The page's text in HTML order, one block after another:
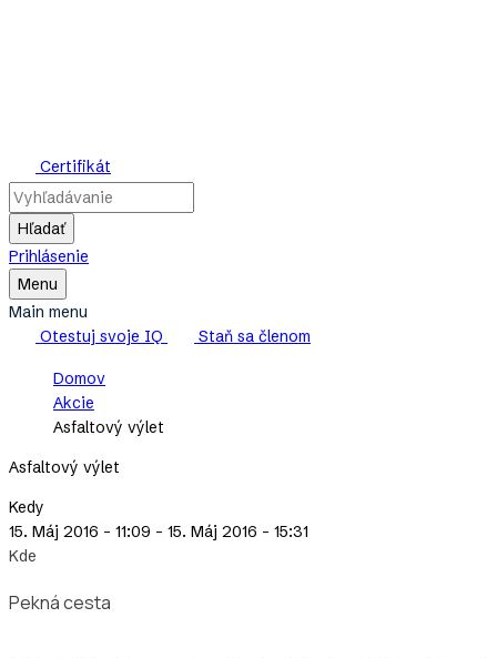
Mensa
Slovensko
Certifikát
Hľadať
Prihlásenie
Toggle
Main
Menu
Menu
Main menu
Otestuj svoje IQ
Staň sa členom
Breadcrumb
Domov
Akcie
Asfaltový výlet
Asfaltový výlet
Kedy
15. Máj 2016 - 11:09 - 15. Máj 2016 - 15:31
Kde
Pekná cesta